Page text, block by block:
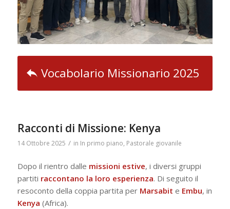
Vocabolario Missionario 2025
Racconti di Missione: Kenya
14 Ottobre 2025 / in In primo piano, Pastorale giovanile
Dopo il rientro dalle missioni estive, i diversi gruppi
partiti raccontano la loro esperienza. Di seguito il
resoconto della coppia partita per Marsabit e Embu, in
Kenya (Africa).